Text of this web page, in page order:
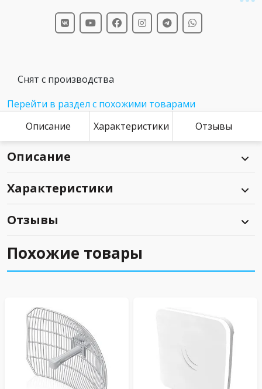
Снят с производства
Перейти в раздел с похожими товарами
Описание
Характеристики Отзывы
Описание
Характеристики
Отзывы
Похожие товары